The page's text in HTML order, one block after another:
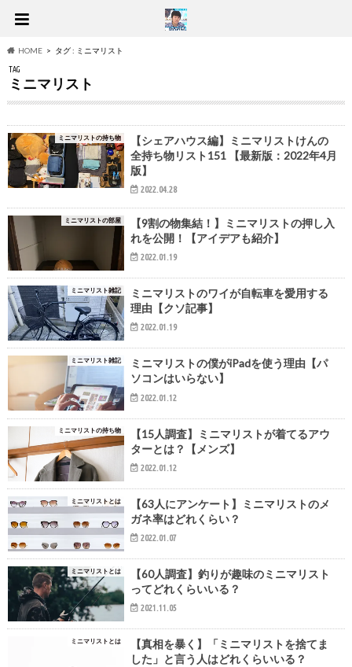
HOME タグ : ミニマリスト
TAG
ミニマリスト
ミニマリストの持ち物
【シェアハウス編】ミニマリストけんの
全持ち物リスト151 【最新版：2022年4月
版】
2022.04.28
ミニマリストの部屋
【9割の物集結！】ミニマリストの押し入
れを公開！【アイデアも紹介】
2022.01.19
ミニマリスト雑記
ミニマリストのワイが自転車を愛用する
理由【クソ記事】
2022.01.19
ミニマリスト雑記
ミニマリストの僕がiPadを使う理由【パ
ソコンはいらない】
2022.01.12
ミニマリストの持ち物
【15人調査】ミニマリストが着てるアウ
ターとは？【メンズ】
2022.01.12
ミニマリストとは
【63人にアンケート】ミニマリストのメ
ガネ率はどれくらい？
2022.01.07
ミニマリストとは
【60人調査】釣りが趣味のミニマリスト
ってどれくらいいる？
2021.11.05
ミニマリストとは
【真相を暴く】「ミニマリストを捨てま
した」と言う人はどれくらいいる？